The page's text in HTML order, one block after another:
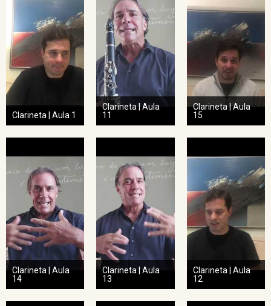
Clarineta | Aula 1
Clarineta | Aula
11
Clarineta | Aula
15
Clarineta | Aula
14
Clarineta | Aula
13
Clarineta | Aula
12